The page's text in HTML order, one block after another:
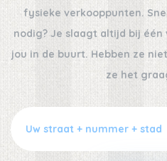
fysieke verkooppunten.
nodig? Je slaagt altijd bij één
jou in de buurt. Hebben ze
ze het